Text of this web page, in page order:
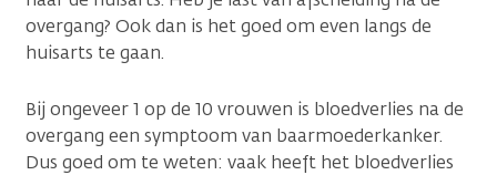
overgang? Ook dan is het goed om even langs de
huisarts te gaan.
Bij ongeveer 1 op de 10 vrouwen is bloedverlies na de
overgang een symptoom van baarmoederkanker.
Dus goed om te weten: vaak heeft het bloedverlies